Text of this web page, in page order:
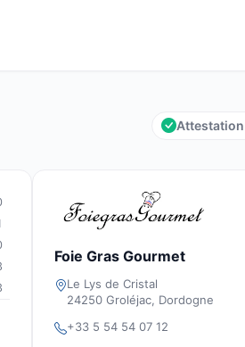
Foie Gras Gourmet
Le Lys de Cristal
24250 Groléjac, Dordogne
+33 5 54 54 07 12